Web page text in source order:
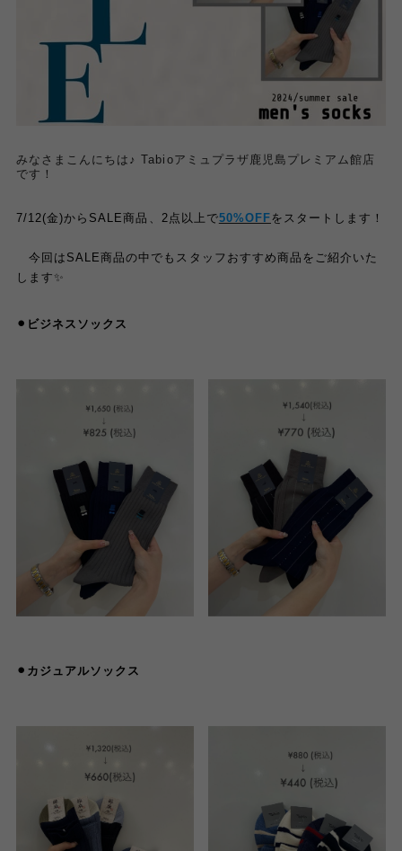
みなさまこんにちは♪ Tabioアミュプラザ鹿児島プレミアム館店
です！
7/12(金)からSALE商品、2点以上で50%OFFをスタートします！
今回はSALE商品の中でもスタッフおすすめ商品をご紹介いた
します✨
⚫︎ビジネスソックス
⚫︎カジュアルソックス